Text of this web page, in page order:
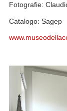
Fotografie:
Catalogo: Sagep